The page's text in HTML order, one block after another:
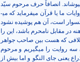
انصافاً حرف مرحوم سیّد
خوب است. علی کل حالٍ پیرزنها خوب است که مثل جوانها، سر تا پا پوشیده باشند اما روایات ما یا قرآن می­فرماید که می­
است، آن هم پوشیده نشود
در مقابل نامحرم باشد، این را
که هست بین صاحب جواهر
روایت را می­گیریم و مرحوم
یعنی جای النگو و اما بیش از